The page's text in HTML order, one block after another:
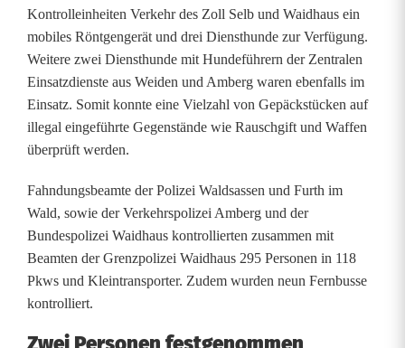
h
:
G
r
o
ß
k
o
n
Kontrolleinheiten Verkehr des Zoll Selb und Waidhaus ein
mobiles Röntgengerät und drei Diensthunde zur Verfügung.
Weitere zwei Diensthunde mit Hundeführern der Zentralen
Einsatzdienste aus Weiden und Amberg waren ebenfalls im
Einsatz. Somit konnte eine Vielzahl von Gepäckstücken auf
illegal eingeführte Gegenstände wie Rauschgift und Waffen
überprüft werden.
Fahndungsbeamte der Polizei Waldsassen und Furth im
Wald, sowie der Verkehrspolizei Amberg und der
Bundespolizei Waidhaus kontrollierten zusammen mit
Beamten der Grenzpolizei Waidhaus 295 Personen in 118
Pkws und Kleintransporter. Zudem wurden neun Fernbusse
kontrolliert.